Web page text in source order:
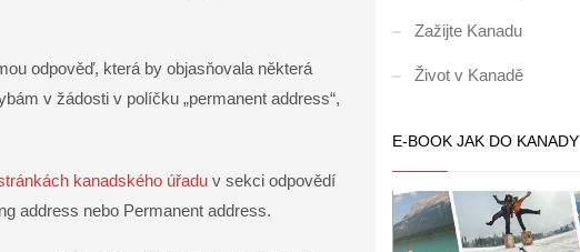
odpověď, která by objasňovala některá
v žádosti v políčku „permanent address“,
kanadského úřadu v sekci odpovědí
address nebo Permanent address.
Zažijte Kanadu
Život v Kanadě
E-BOOK JAK DO KANADY